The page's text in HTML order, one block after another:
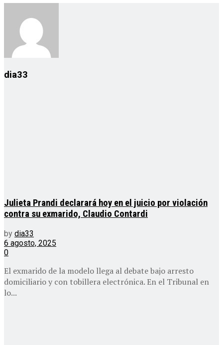
dia33
Julieta Prandi declarará hoy en el juicio por violación
contra su exmarido, Claudio Contardi
by dia33
6 agosto, 2025
0
El exmarido de la modelo llega al debate bajo arresto
domiciliario y con tobillera electrónica. En el Tribunal en
lo...